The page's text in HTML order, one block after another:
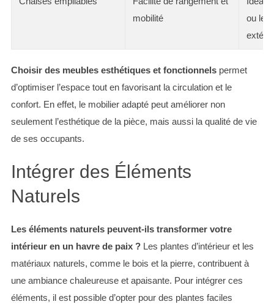
mobilité
ou les
Choisir des meubles esthétiques et fonctionnelspermet
d’optimiser l’espace tout en favorisant la circulation et le
confort. En effet, le mobilier adapté peut améliorer non
seulement l’esthétique de la pièce, mais aussi la qualité de vie
de ses occupants.
Intégrer des Éléments
Naturels
Les éléments naturels peuvent-ils transformer votre
intérieur en un havre de paix ?Les plantes d’intérieur et les
matériaux naturels, comme le bois et la pierre, contribuent à
une ambiance chaleureuse et apaisante. Pour intégrer ces
éléments, il est possible d’opter pour des plantes faciles